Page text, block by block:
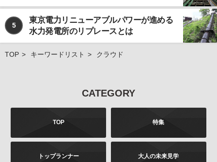
5
東京電力リニューアブルパワーが進める
水力発電所のリプレースとは
TOP キーワードリスト クラウド
CATEGORY
TOP 特集
トップランナー 大人の未来見学